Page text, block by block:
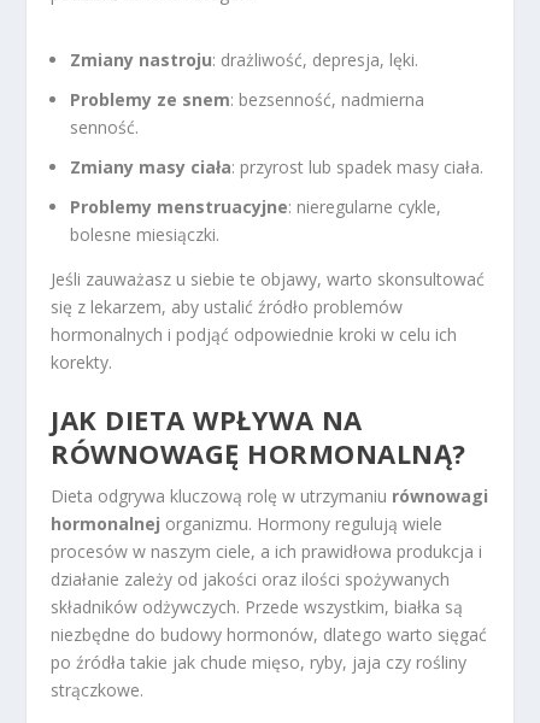
Zmiany nastroju: drażliwość, depresja, lęki.
Problemy ze snem: bezsenność, nadmierna
senność.
Zmiany masy ciała: przyrost lub spadek masy ciała.
Problemy menstruacyjne: nieregularne cykle,
bolesne miesiączki.
Jeśli zauważasz u siebie te objawy, warto skonsultować
się z lekarzem, aby ustalić źródło problemów
hormonalnych i podjąć odpowiednie kroki w celu ich
korekty.
JAK DIETA WPŁYWA NA
RÓWNOWAGĘ HORMONALNĄ?
Dieta odgrywa kluczową rolę w utrzymaniu równowagi
hormonalnej organizmu. Hormony regulują wiele
procesów w naszym ciele, a ich prawidłowa produkcja i
działanie zależy od jakości oraz ilości spożywanych
składników odżywczych. Przede wszystkim, białka są
niezbędne do budowy hormonów, dlatego warto sięgać
po źródła takie jak chude mięso, ryby, jaja czy rośliny
strączkowe.